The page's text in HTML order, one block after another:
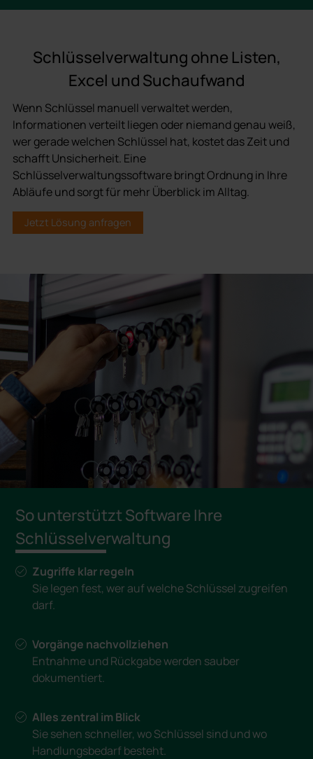
Schlüsselverwaltung ohne Listen,
Excel und Suchaufwand
Wenn Schlüssel manuell verwaltet werden,
Informationen verteilt liegen oder niemand genau weiß,
wer gerade welchen Schlüssel hat, kostet das Zeit und
schafft Unsicherheit. Eine
Schlüsselverwaltungssoftware bringt Ordnung in Ihre
Abläufe und sorgt für mehr Überblick im Alltag.
Jetzt Lösung anfragen
So unterstützt Software Ihre
Schlüsselverwaltung
Zugriffe klar regeln
Sie legen fest, wer auf welche Schlüssel zugreifen
darf.
Vorgänge nachvollziehen
Entnahme und Rückgabe werden sauber
dokumentiert.
Alles zentral im Blick
Sie sehen schneller, wo Schlüssel sind und wo
Handlungsbedarf besteht.